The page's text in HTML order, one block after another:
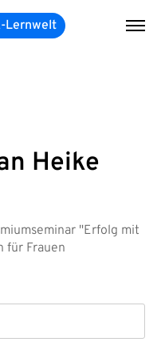
Lernwelt
Heike
"Erfolg mit
für Frauen